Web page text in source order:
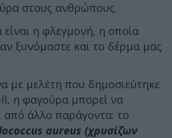
στους ανθρώπους.
είναι η φλεγμονή, η οποία
ξυνόμαστε και το δέρμα μας
με μελέτη που δημοσιεύτηκε
η φαγούρα μπορεί να
από άλλο παράγοντα: το
aureus (χρυσίζων